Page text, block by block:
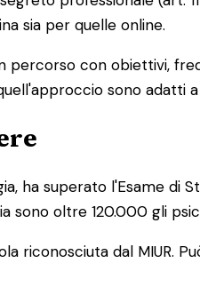
sia per quelle online.
con obiettivi,
sono adatti
ha superato l'Esame di
sono oltre 120.000 gli
riconosciuta dal MIUR.